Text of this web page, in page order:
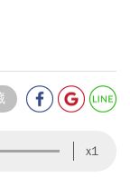
x1